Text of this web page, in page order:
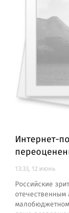
Интернет-
13:33, 12 июнь
Российские